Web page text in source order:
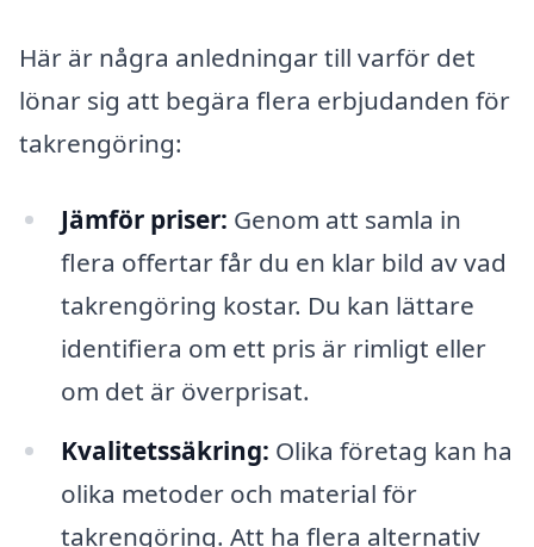
Här är några anledningar till varför det
lönar sig att begära flera erbjudanden för
takrengöring:
Jämför priser: Genom att samla in
flera offertar får du en klar bild av vad
takrengöring kostar. Du kan lättare
identifiera om ett pris är rimligt eller
om det är överprisat.
Kvalitetssäkring: Olika företag kan ha
olika metoder och material för
takrengöring. Att ha flera alternativ